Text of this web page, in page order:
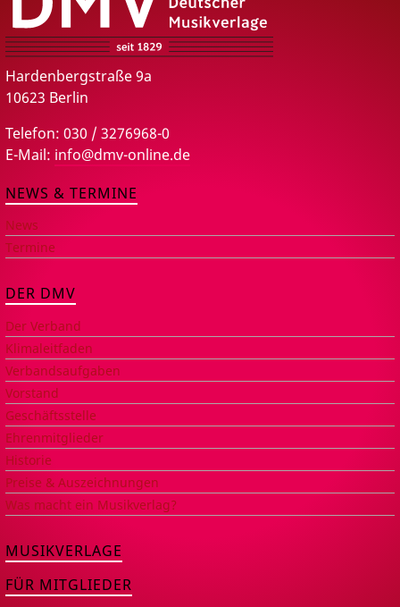
DMV – Verband Deutscher Musikverlage e.V.
Hardenbergstraße 9a
10623 Berlin
Telefon: 030 / 3276968-0
E-Mail: info@dmv-online.de
NEWS & TERMINE
News
Termine
DER DMV
Der Verband
Klimaleitfaden
Verbandsaufgaben
Vorstand
Geschäftsstelle
Ehrenmitglieder
Historie
Preise & Auszeichnungen
Was macht ein Musikverlag?
MUSIKVERLAGE
FÜR MITGLIEDER